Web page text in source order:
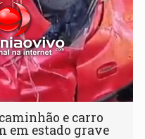
e carro
em estado grave